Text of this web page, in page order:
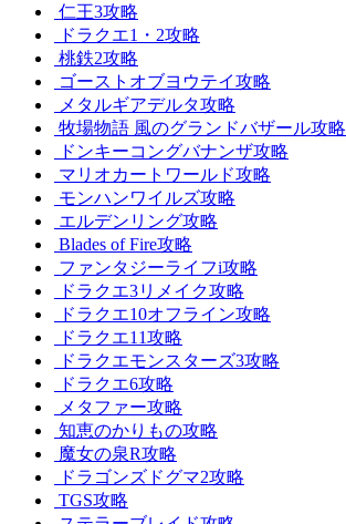
仁王3攻略
ドラクエ1・2攻略
桃鉄2攻略
ゴーストオブヨウテイ攻略
メタルギアデルタ攻略
牧場物語 風のグランドバザール攻略
ドンキーコングバナンザ攻略
マリオカートワールド攻略
モンハンワイルズ攻略
エルデンリング攻略
Blades of Fire攻略
ファンタジーライフi攻略
ドラクエ3リメイク攻略
ドラクエ10オフライン攻略
ドラクエ11攻略
ドラクエモンスターズ3攻略
ドラクエ6攻略
メタファー攻略
知恵のかりもの攻略
魔女の泉R攻略
ドラゴンズドグマ2攻略
TGS攻略